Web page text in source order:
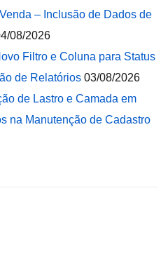
– Inclusão de Dados de
08/2026
Filtro e Coluna para Status
de Relatórios 03/08/2026
de Lastro e Camada em
na Manutenção de Cadastro